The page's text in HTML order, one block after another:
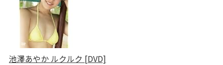
池澤あやか ルクルク [DVD]